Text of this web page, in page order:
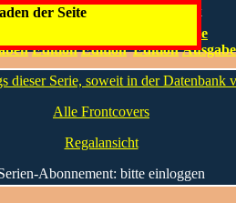
der Seite KuschelRock
Edition Edition Edition
Alte
dieser Serie, soweit in der Datenbank
Alle Frontcovers
Regalansicht
Abonnement: bitte einloggen